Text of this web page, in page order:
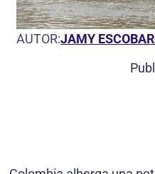
AUTOR:JAMY